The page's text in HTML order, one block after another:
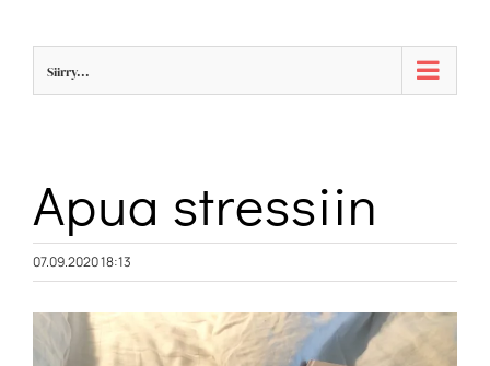
Siirry...
Apua stressiin
07.09.2020 18:13
Katso